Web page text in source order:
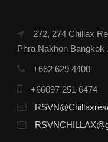
272, 274 Chillax
Phra Nakhon Bangkok
+662 629 4400
+66097 251 6474